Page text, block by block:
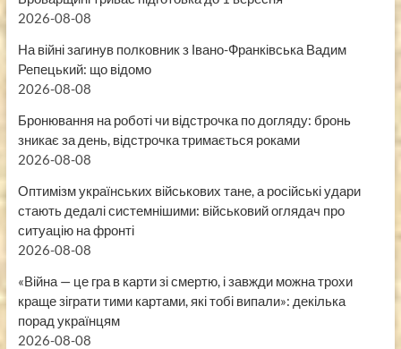
2026-08-08
На війні загинув полковник з Івано-Франківська Вадим
Репецький: що відомо
2026-08-08
Бронювання на роботі чи відстрочка по догляду: бронь
зникає за день, відстрочка тримається роками
2026-08-08
Оптимізм українських військових тане, а російські удари
стають дедалі системнішими: військовий оглядач про
ситуацію на фронті
2026-08-08
«Війна — це гра в карти зі смертю, і завжди можна трохи
краще зіграти тими картами, які тобі випали»: декілька
порад українцям
2026-08-08